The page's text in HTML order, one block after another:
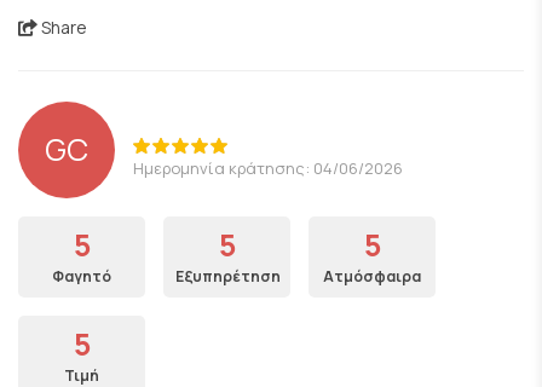
Share
GC Ημερομηνία κράτησης: 04/06/2026
5
Φαγητό
5
Εξυπηρέτηση
5
Ατμόσφαιρα
5
Τιμή